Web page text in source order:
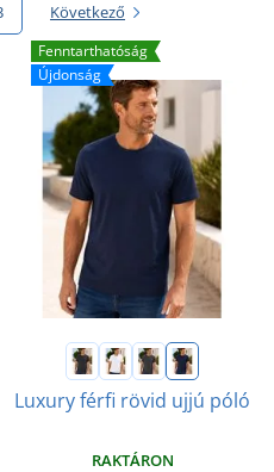
Következő
Fenntarthatóság
Újdonság
Luxury férfi rövid ujjú póló
RAKTÁRON